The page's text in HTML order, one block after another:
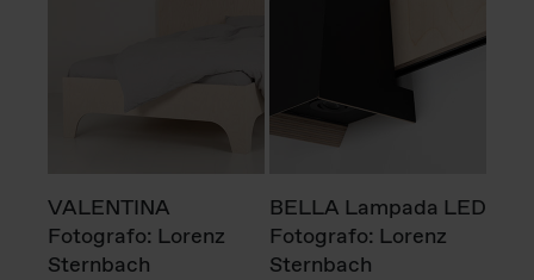
VALENTINA
Fotografo: Lorenz
Sternbach
BELLA Lampada LED
Fotografo: Lorenz
Sternbach